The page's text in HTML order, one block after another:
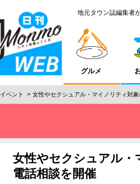
地元タウン誌編集者
グルメ
イベント 女性やセクシュアル・マイノリティ対
女性やセクシュアル・
電話相談を開催